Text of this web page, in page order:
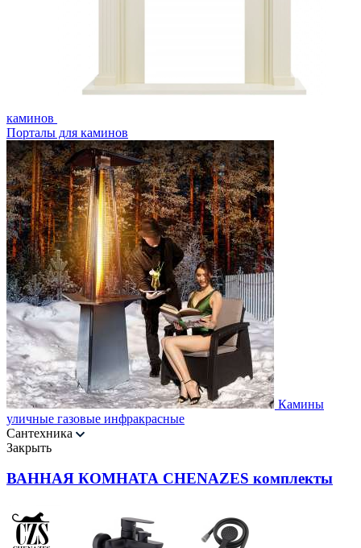
каминов
Порталы для каминов
Камины
уличные газовые инфракрасные
Сантехника
Закрыть
ВАННАЯ КОМНАТА CHENAZES комплекты